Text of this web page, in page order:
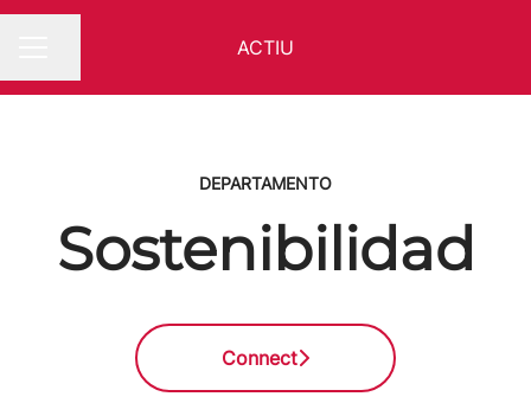
ACTIU
DEPARTAMENTO
Sostenibilidad
Connect